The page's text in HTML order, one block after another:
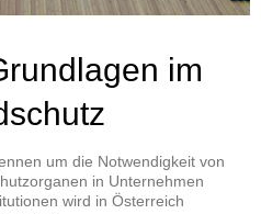
im
um die Notwendigkeit von
in Unternehmen
wird in Österreich